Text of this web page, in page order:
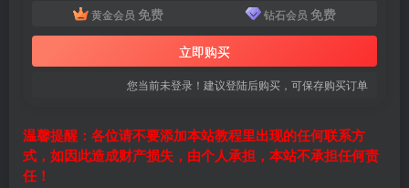
黄金会员 免费 钻石会员 免费
立即购买
您当前未登录！建议登陆后购买，可保存购买订单
温馨提醒：各位请不要添加本站教程里出现的任何联系方
式，如因此造成财产损失，由个人承担，本站不承担任何责
任！